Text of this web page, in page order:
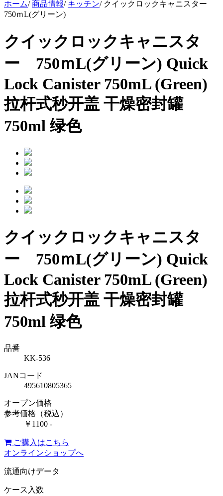
ホーム/ 商品情報/ キッチン/ クイックロックキャニスター
750ｍL(グリーン)
クイックロックキャニスタ
ー 750ｍL(グリーン) Quick
Lock Canister 750mL (Green)
拉杆式秒开盖 干燥密封罐
750ml 绿色
クイックロックキャニスタ
ー 750ｍL(グリーン) Quick
Lock Canister 750mL (Green)
拉杆式秒开盖 干燥密封罐
750ml 绿色
品番
KK-536
JANコード
495610805365
オープン価格
参考価格（税込）
￥1100 -
ご購入はこちら
オンラインショップへ
流通向けデータ
ケース入数